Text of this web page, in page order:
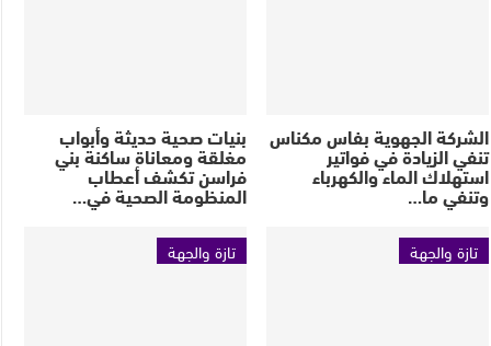
الشركة الجهوية بفاس مكناس
تنفي الزيادة في فواتير
استهلاك الماء والكهرباء
وتنفي ما…
بنيات صحية حديثة وأبواب
مغلقة ومعاناة ساكنة بني
فراسن تكشف أعطاب
المنظومة الصحية في…
تازة والجهة تازة والجهة